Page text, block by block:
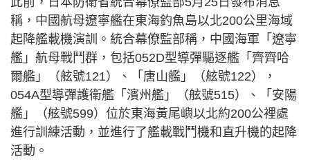
稱，中國航母遼寧艦在東海釣魚島以北200公里海域
起降艦載機演訓。統合幕僚監部稱，中國海軍「遼寧
艦」航母戰鬥群，包括052D型導彈驅逐艦「齊齊哈
爾艦」（舷號121）、「唐山艦」（舷號122），
054A型導彈護衛艦「濱州艦」（舷號515）、「安陽
艦」（舷號599）位於東海黃尾嶼以北約200公裡處
進行訓練活動，並進行了艦載戰鬥機和直升機的起降
活動。